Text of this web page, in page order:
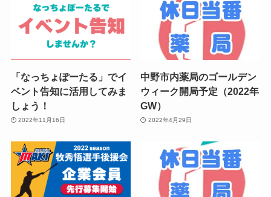
「なっちょぽーたる」でイ
ベント告知に活用してみま
しょう！
2022年11月16日
中野市内薬局のゴールデン
ウィーク開局予定（2022年
GW）
2022年4月29日